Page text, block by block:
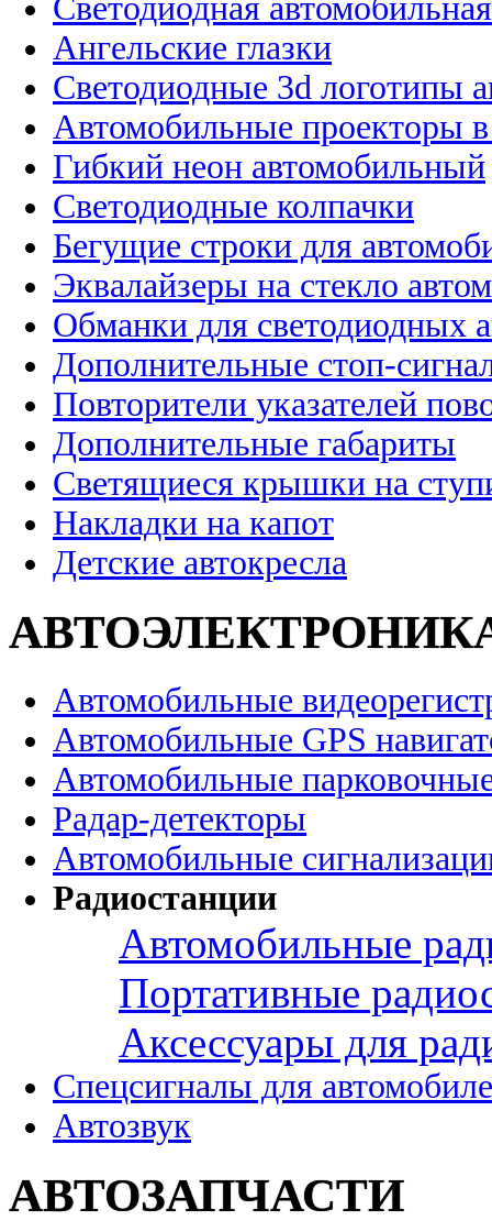
Светодиодная
Ангельские глазки
Светодиодные 3d логотипы
Автомобильные проекторы
Гибкий неон автомобильный
Светодиодные колпачки
Бегущие строки для
Эквалайзеры на стекло
Обманки для светодиодных
Дополнительные стоп-
Повторители указателей
Дополнительные габариты
Светящиеся крышки на
Накладки на капот
Детские автокресла
Автомобильные
Автомобильные GPS
Автомобильные
Радар-детекторы
Автомобильные
Радиостанции
Автомобильные
Портативные
Аксессуары для
Спецсигналы для
Автозвук
АВТОЗАПЧАСТИ